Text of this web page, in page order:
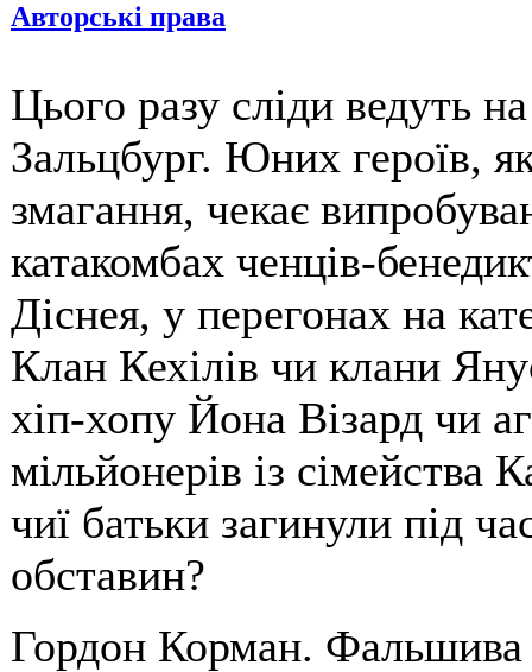
Авторські права
Цього разу сліди ведуть
Зальцбург. Юних героїв,
змагання, чекає
катакомбах ченців-
Діснея, у перегонах на
Клан Кехілів чи клани
хіп-хопу Йона Візард чи
мільйонерів із сімейства
чиї батьки загинули під
обставин?
Гордон Корман.